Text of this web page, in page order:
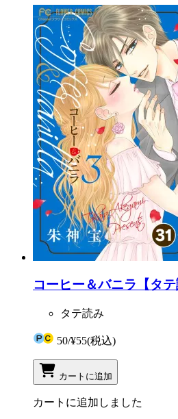
コーヒー＆バニラ【タ
タテ読み
50/¥55(税込)
カートに追加
カートに追加しました